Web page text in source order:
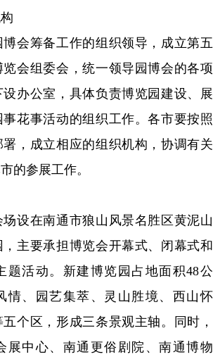
筹备工作的组织领导，成立第五
览会组委会，统一领导园博会的各项
办公室，具体负责博览园建设、展
花事活动的组织工作。各市要按照
，成立相应的组织机构，协调有关
的参展工作。
在南通市狼山风景名胜区黄泥山
主要承担博览会开幕式、闭幕式和
题活动。新建博览园占地面积48公
情、园艺集萃、灵山胜境、西山怀
个区，形成三条景观主轴。同时，
展中心、南通更俗剧院、南通博物